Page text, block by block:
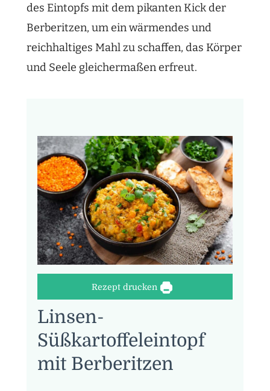
des Eintopfs mit dem pikanten Kick der
Berberitzen, um ein wärmendes und
reichhaltiges Mahl zu schaffen, das Körper
und Seele gleichermaßen erfreut.
Rezept drucken
Linsen-
Süßkartoffeleintopf
mit Berberitzen